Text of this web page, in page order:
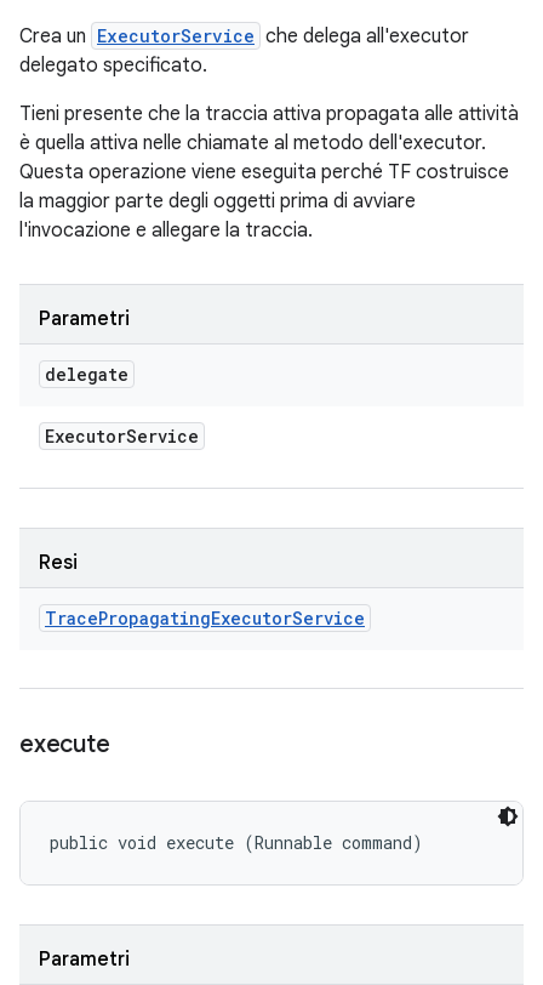
Crea un ExecutorService che delega all'executor
delegato specificato.
Tieni presente che la traccia attiva propagata alle attività
è quella attiva nelle chiamate al metodo dell'executor.
Questa operazione viene eseguita perché TF costruisce
la maggior parte degli oggetti prima di avviare
l'invocazione e allegare la traccia.
Parametri
delegate
ExecutorService
Resi
TracePropagatingExecutorService
execute
public void execute (Runnable command)
Parametri